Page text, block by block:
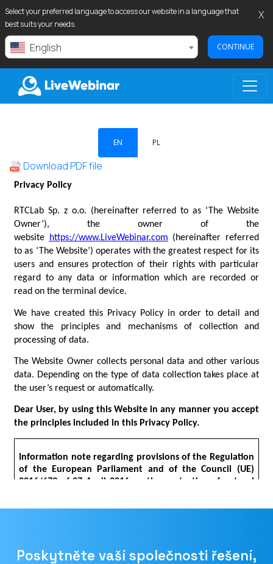
Select your preferred language to access our website in a language that
best suits your needs.
English CONTINUE
X
LIVEWEBINAR.COM
EN PL
Download PDF file
Poskytněte vaší společnosti řešení,